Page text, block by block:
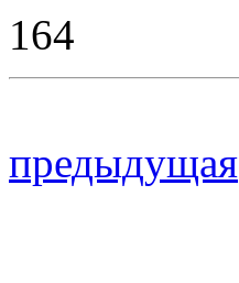
164
предыдущая